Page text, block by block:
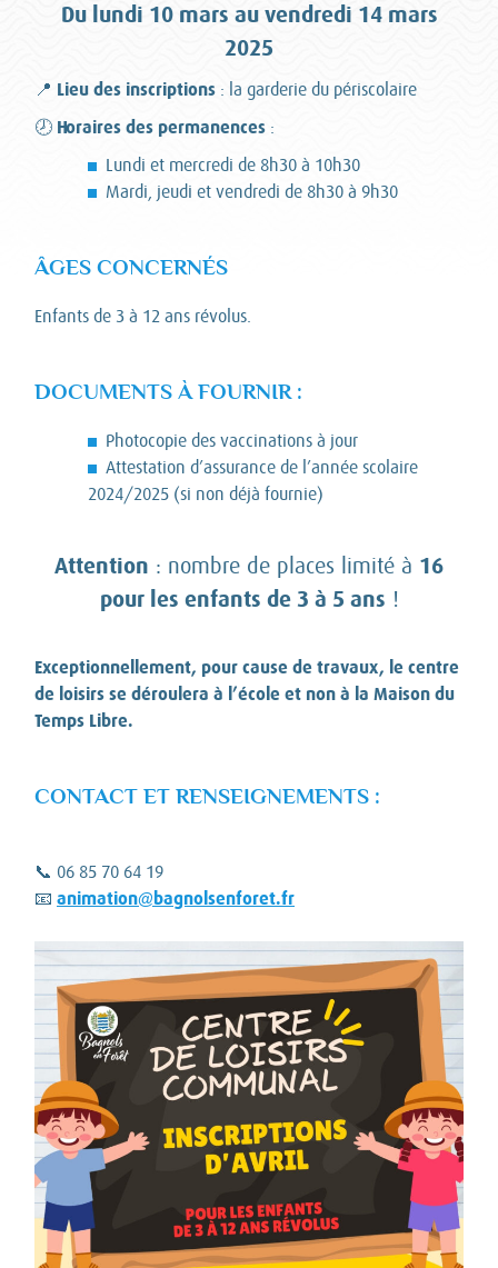
Du lundi 10 mars au vendredi 14 mars
2025
📍 Lieu des inscriptions : la garderie du périscolaire
🕗 Horaires des permanences :
Lundi et mercredi de 8h30 à 10h30
Mardi, jeudi et vendredi de 8h30 à 9h30
ÂGES CONCERNÉS
Enfants de 3 à 12 ans révolus.
DOCUMENTS À FOURNIR :
Photocopie des vaccinations à jour
Attestation d’assurance de l’année scolaire
2024/2025 (si non déjà fournie)
Attention : nombre de places limité à 16
pour les enfants de 3 à 5 ans !
Exceptionnellement, pour cause de travaux, le centre
de loisirs se déroulera à l’école et non à la Maison du
Temps Libre.
CONTACT ET RENSEIGNEMENTS :
📞 06 85 70 64 19
📧 animation@bagnolsenforet.fr